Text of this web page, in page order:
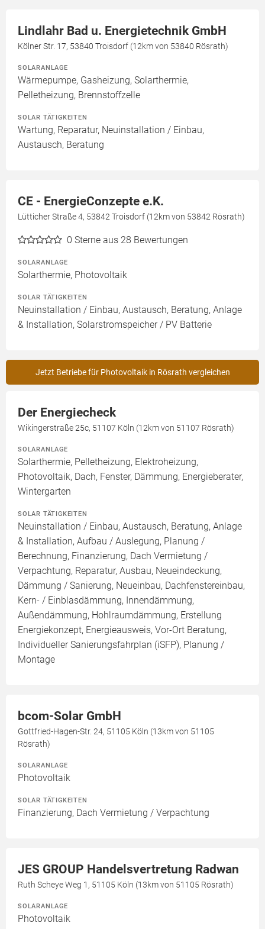
Lindlahr Bad u. Energietechnik GmbH
Kölner Str. 17, 53840 Troisdorf (12km von 53840 Rösrath)
SOLARANLAGE
Wärmepumpe, Gasheizung, Solarthermie,
Pelletheizung, Brennstoffzelle
SOLAR TÄTIGKEITEN
Wartung, Reparatur, Neuinstallation / Einbau,
Austausch, Beratung
CE - EnergieConzepte e.K.
Lütticher Straße 4, 53842 Troisdorf (12km von 53842 Rösrath)
0 Sterne aus 28 Bewertungen
SOLARANLAGE
Solarthermie, Photovoltaik
SOLAR TÄTIGKEITEN
Neuinstallation / Einbau, Austausch, Beratung, Anlage
& Installation, Solarstromspeicher / PV Batterie
Jetzt Betriebe für Photovoltaik in Rösrath vergleichen
Der Energiecheck
Wikingerstraße 25c, 51107 Köln (12km von 51107 Rösrath)
SOLARANLAGE
Solarthermie, Pelletheizung, Elektroheizung,
Photovoltaik, Dach, Fenster, Dämmung, Energieberater,
Wintergarten
SOLAR TÄTIGKEITEN
Neuinstallation / Einbau, Austausch, Beratung, Anlage
& Installation, Aufbau / Auslegung, Planung /
Berechnung, Finanzierung, Dach Vermietung /
Verpachtung, Reparatur, Ausbau, Neueindeckung,
Dämmung / Sanierung, Neueinbau, Dachfenstereinbau,
Kern- / Einblasdämmung, Innendämmung,
Außendämmung, Hohlraumdämmung, Erstellung
Energiekonzept, Energieausweis, Vor-Ort Beratung,
Individueller Sanierungsfahrplan (iSFP), Planung /
Montage
bcom-Solar GmbH
Gottfried-Hagen-Str. 24, 51105 Köln (13km von 51105
Rösrath)
SOLARANLAGE
Photovoltaik
SOLAR TÄTIGKEITEN
Finanzierung, Dach Vermietung / Verpachtung
JES GROUP Handelsvertretung Radwan
Ruth Scheye Weg 1, 51105 Köln (13km von 51105 Rösrath)
SOLARANLAGE
Photovoltaik